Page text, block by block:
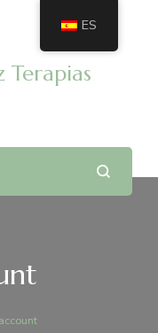
Terapias
ES